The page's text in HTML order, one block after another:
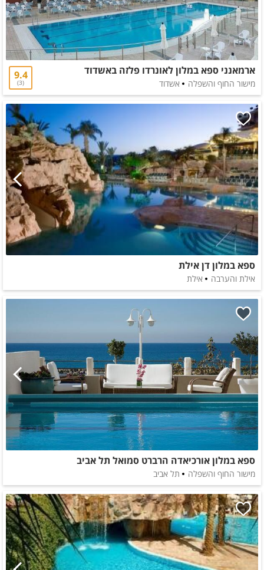
ארמאנני ספא במלון לאונרדו פלזה באשדוד
מישור החוף והשפלה אשדוד
9.4
3
ספא במלון דן אילת
אילת והערבה אילת
ספא במלון אורכיאדה הרברט סמואל תל אביב
מישור החוף והשפלה תל אביב